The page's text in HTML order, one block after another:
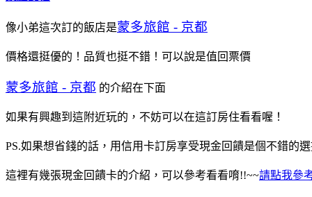
像小弟這次訂的飯店是蒙多旅館 - 京都
價格還挺優的！品質也挺不錯！可以說是值回票價
蒙多旅館 - 京都 的介紹在下面
如果有興趣到這附近玩的，不妨可以在這訂房住看看喔！
PS.如果想省錢的話，用信用卡訂房享受現金回饋是個不錯的
這裡有幾張現金回饋卡的介紹，可以參考看看唷!!~~請點我參